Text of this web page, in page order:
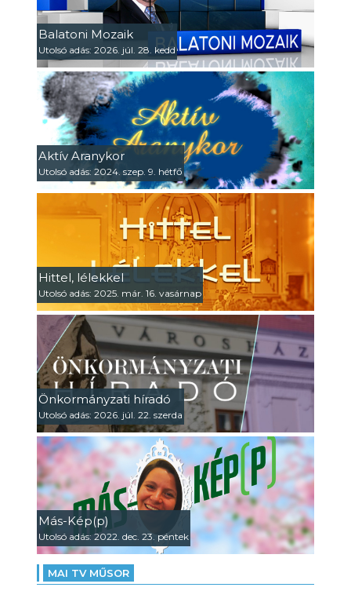
Balatoni Mozaik
Utolsó adás: 2026. júl. 28. kedd
Aktív Aranykor
Utolsó adás: 2024. szep. 9. hétfő
Hittel, lélekkel
Utolsó adás: 2025. már. 16. vasárnap
Önkormányzati híradó
Utolsó adás: 2026. júl. 22. szerda
Más-Kép(p)
Utolsó adás: 2022. dec. 23. péntek
MAI TV MŰSOR